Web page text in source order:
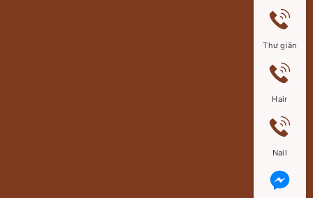
Thư giãn
Hair
Nail